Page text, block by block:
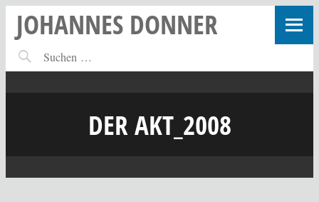
JOHANNES DONNER
DER AKT_2008